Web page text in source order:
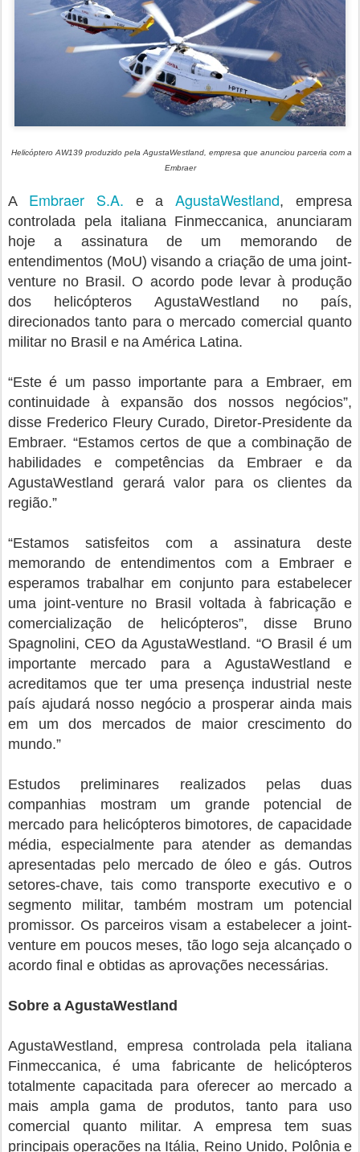
Helicóptero AW139 produzido pela AgustaWestland, empresa que anunciou parceria com a
Embraer
A Embraer S.A. e aAgustaWestland, empresa
controlada pela italiana Finmeccanica, anunciaram
hoje a assinatura de um memorando de
entendimentos (MoU) visando a criação de uma joint-
venture no Brasil. O acordo pode levar à produção
dos helicópteros AgustaWestland no país,
direcionados tanto para o mercado comercial quanto
militar no Brasil e na América Latina.
“Este é um passo importante para a Embraer, em
continuidade à expansão dos nossos negócios”,
disse Frederico Fleury Curado, Diretor-Presidente da
Embraer. “Estamos certos de que a combinação de
habilidades e competências da Embraer e da
AgustaWestland gerará valor para os clientes da
região.”
“Estamos satisfeitos com a assinatura deste
memorando de entendimentos com a Embraer e
esperamos trabalhar em conjunto para estabelecer
uma joint-venture no Brasil voltada à fabricação e
comercialização de helicópteros”, disse Bruno
Spagnolini, CEO da AgustaWestland. “O Brasil é um
importante mercado para a AgustaWestland e
acreditamos que ter uma presença industrial neste
país ajudará nosso negócio a prosperar ainda mais
em um dos mercados de maior crescimento do
mundo.”
Estudos preliminares realizados pelas duas
companhias mostram um grande potencial de
mercado para helicópteros bimotores, de capacidade
média, especialmente para atender as demandas
apresentadas pelo mercado de óleo e gás. Outros
setores-chave, tais como transporte executivo e o
segmento militar, também mostram um potencial
promissor. Os parceiros visam a estabelecer a joint-
venture em poucos meses, tão logo seja alcançado o
acordo final e obtidas as aprovações necessárias.
Sobre a AgustaWestland
AgustaWestland, empresa controlada pela italiana
Finmeccanica, é uma fabricante de helicópteros
totalmente capacitada para oferecer ao mercado a
mais ampla gama de produtos, tanto para uso
comercial quanto militar. A empresa tem suas
principais operações na Itália, Reino Unido, Polônia e